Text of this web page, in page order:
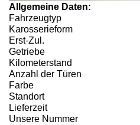
Allgemeine Daten:
Fahrzeugtyp
Karosserieform
Erst-Zul.
Getriebe
Kilometerstand
Anzahl der Türen
Farbe
Standort
Lieferzeit
Unsere Nummer